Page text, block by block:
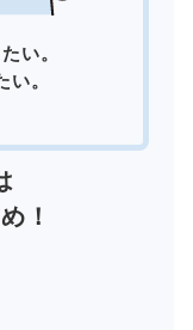
い。
。
！